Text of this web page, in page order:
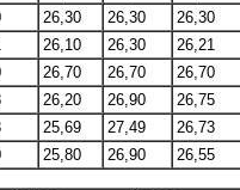
26,30 26,30
26,30
26,10 26,30
26,21
26,70 26,70
26,70
26,20 26,90
26,75
25,69 27,49
26,73
25,80 26,90
26,55